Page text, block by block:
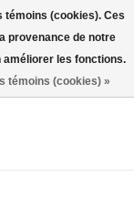
témoins (cookies). Ces
provenance de notre
améliorer les fonctions.
témoins (cookies) »